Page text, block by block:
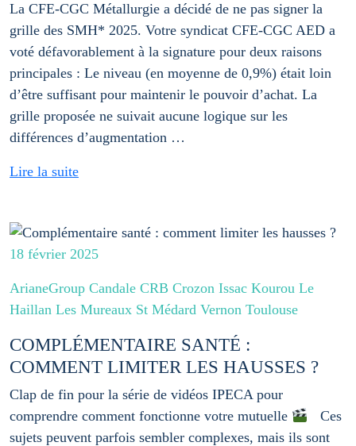
La CFE-CGC Métallurgie a décidé de ne pas signer la
grille des SMH* 2025. Votre syndicat CFE-CGC AED a
voté défavorablement à la signature pour deux raisons
principales : Le niveau (en moyenne de 0,9%) était loin
d’être suffisant pour maintenir le pouvoir d’achat. La
grille proposée ne suivait aucune logique sur les
différences d’augmentation …
Lire la suite
18 février 2025
ArianeGroup Candale CRB Crozon Issac Kourou Le
Haillan Les Mureaux St Médard Vernon Toulouse
COMPLÉMENTAIRE SANTÉ :
COMMENT LIMITER LES HAUSSES ?
Clap de fin pour la série de vidéos IPECA pour
comprendre comment fonctionne votre mutuelle
Ces
sujets peuvent parfois sembler complexes, mais ils sont